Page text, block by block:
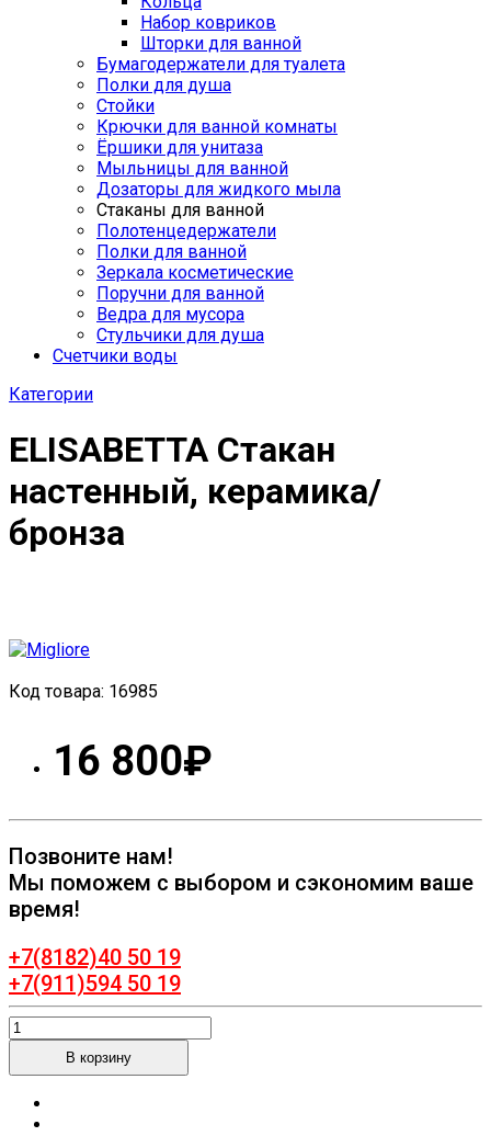
Набор ковриков
Шторки для ванной
Бумагодержатели для туалета
Полки для душа
Стойки
Крючки для ванной комнаты
Ёршики для унитаза
Мыльницы для ванной
Дозаторы для жидкого мыла
Стаканы для ванной
Полотенцедержатели
Полки для ванной
Зеркала косметические
Поручни для ванной
Ведра для мусора
Стульчики для душа
Счетчики воды
Категории
ELISABETTA Cтакан
настенный, керамика/
бронза
Код товара: 16985
16 800₽
Позвоните нам!
Мы поможем с выбором и сэкономим ваше
время!
+7(8182)40 50 19
+7(911)594 50 19